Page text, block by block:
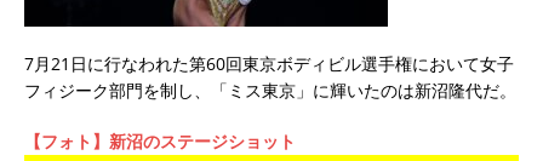
7月21日に行なわれた第60回東京ボディビル選手権において女子
フィジーク部門を制し、「ミス東京」に輝いたのは新沼隆代だ。
【フォト】新沼のステージショット